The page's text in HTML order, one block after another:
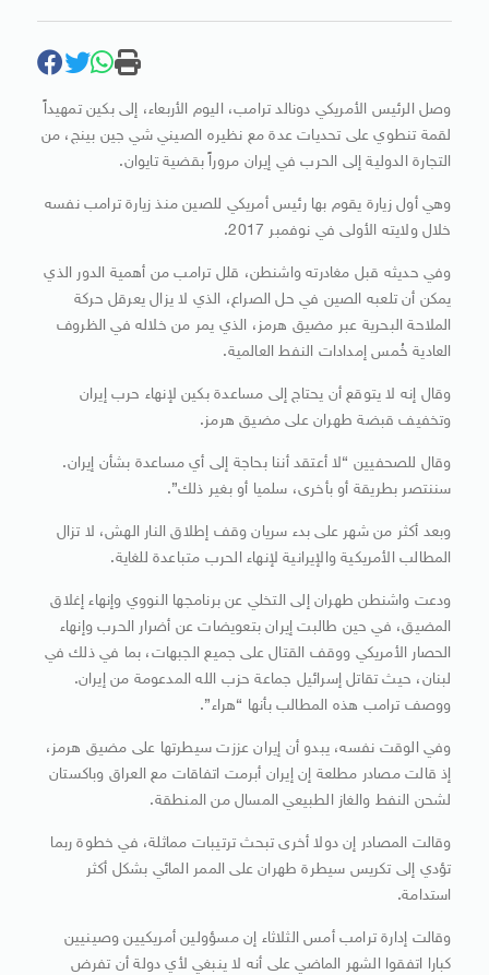
وصل الرئيس الأمريكي دونالد ترامب، اليوم الأربعاء، إلى بكين تمهيداً
لقمة تنطوي على تحديات عدة مع نظيره الصيني شي جين بينج، من
التجارة الدولية إلى الحرب في إيران مروراً بقضية تايوان.
وهي أول زيارة يقوم بها رئيس أمريكي للصين منذ زيارة ترامب نفسه
خلال ولايته الأولى في نوفمبر 2017.
وفي حديثه قبل مغادرته ‌واشنطن، قلل ترامب من أهمية الدور الذي
يمكن أن تلعبه الصين في حل الصراع، الذي لا يزال يعرقل حركة
الملاحة البحرية عبر مضيق هرمز، الذي يمر من خلاله في الظروف
العادية خُمس إمدادات النفط العالمية.
وقال إنه لا يتوقع أن يحتاج إلى مساعدة بكين لإنهاء حرب إيران
وتخفيف قبضة طهران على مضيق هرمز.
وقال للصحفيين “لا أعتقد أننا بحاجة إلى أي مساعدة بشأن إيران.
سننتصر بطريقة أو بأخرى، سلميا أو بغير ذلك”.
وبعد أكثر من شهر على بدء سريان وقف إطلاق النار الهش، لا تزال
المطالب الأمريكية والإيرانية لإنهاء الحرب ​متباعدة للغاية.
ودعت واشنطن طهران إلى التخلي عن برنامجها النووي وإنهاء إغلاق
المضيق، في حين طالبت إيران بتعويضات عن أضرار الحرب وإنهاء
الحصار الأمريكي ووقف القتال على ​جميع الجبهات، بما في ذلك في
لبنان، حيث تقاتل إسرائيل جماعة حزب الله المدعومة من إيران.
ووصف ترامب هذه المطالب بأنها “هراء”.
وفي الوقت ⁠نفسه، يبدو أن إيران عززت سيطرتها على مضيق هرمز،
إذ قالت مصادر مطلعة إن إيران أبرمت اتفاقات مع العراق وباكستان
لشحن النفط والغاز الطبيعي المسال من المنطقة.
وقالت المصادر إن دولا ​أخرى تبحث ترتيبات مماثلة، في خطوة ربما
تؤدي إلى تكريس سيطرة طهران على الممر المائي بشكل أكثر
استدامة.
وقالت إدارة ترامب أمس الثلاثاء إن مسؤولين أمريكيين وصينيين
كبارا اتفقوا الشهر الماضي ​على أنه لا ينبغي لأي دولة أن تفرض